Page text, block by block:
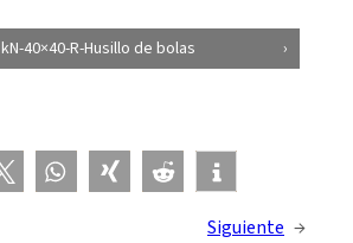
40×40-R-Husillo de bolas
Siguiente →